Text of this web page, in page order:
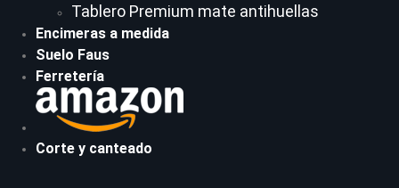
Tablero Premium mate antihuellas
Encimeras a medida
Suelo Faus
Ferretería
Corte y canteado